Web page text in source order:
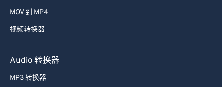
MOV 到 MP4
视频转换器
Audio 转换器
MP3 转换器